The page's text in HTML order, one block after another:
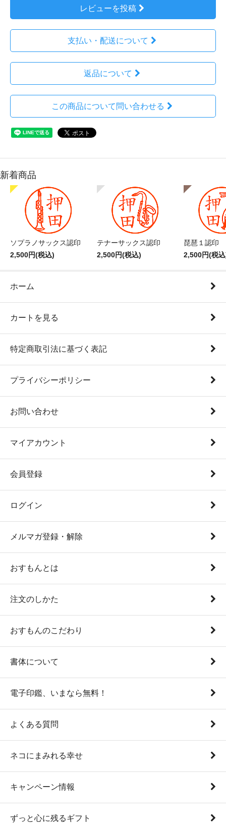
レビューを投稿
支払い・配送について
返品について
この商品について問い合わせる
新着商品
ソプラノサックス認印
2,500円(税込)
テナーサックス認印
2,500円(税込)
琵琶１認印
2,500円(税
ホーム
カートを見る
特定商取引法に基づく表記
プライバシーポリシー
お問い合わせ
マイアカウント
会員登録
ログイン
メルマガ登録・解除
おすもんとは
注文のしかた
おすもんのこだわり
書体について
電子印鑑、いまなら無料！
よくある質問
ネコにまみれる幸せ
キャンペーン情報
ずっと心に残るギフト